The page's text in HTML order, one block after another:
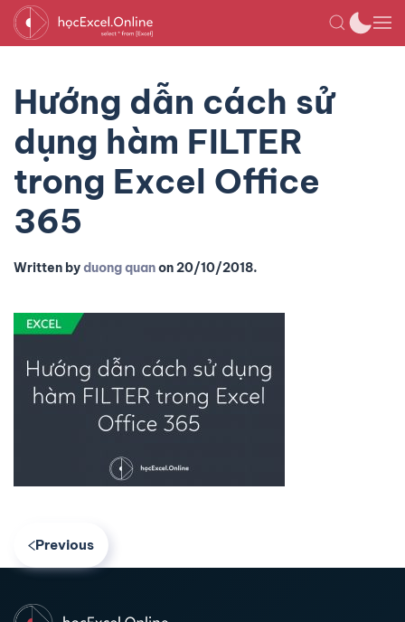
Hướng dẫn cách sử
dụng hàm FILTER
trong Excel Office
365
Written byduong quanon20/10/2018.
Previous